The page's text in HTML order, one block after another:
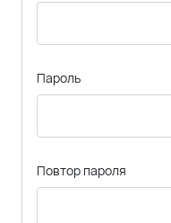
Пароль
Повтор пароля